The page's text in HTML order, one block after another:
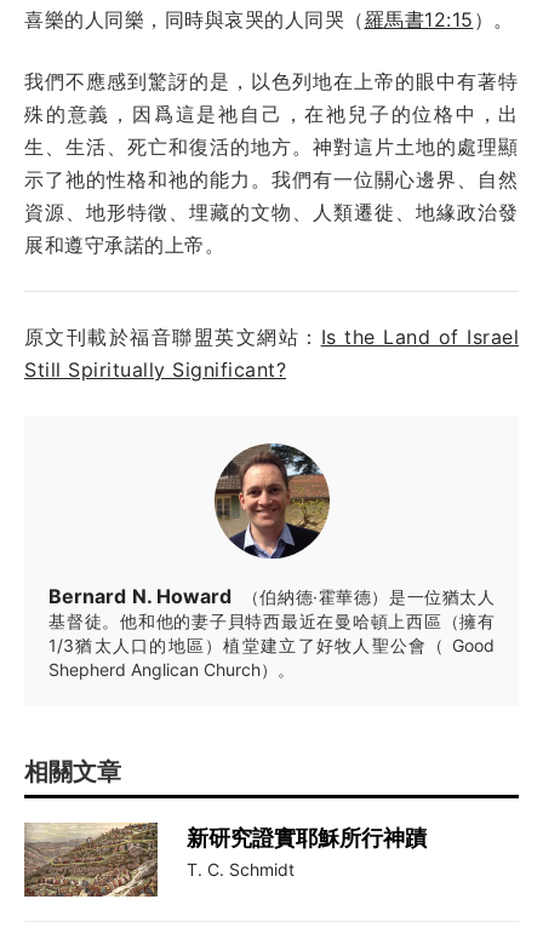
喜樂的人同樂，同時與哀哭的人同哭（羅馬書12:15 ）。
我們不應感到驚訝的是，以色列地在上帝的眼中有著特
殊的意義，因爲這是祂自己，在祂兒子的位格中，出
生、生活、死亡和復活的地方。神對這片土地的處理顯
示了祂的性格和祂的能力。我們有一位關心邊界、自然
資源、地形特徵、埋藏的文物、人類遷徙、地緣政治發
展和遵守承諾的上帝。
原文刊載於福音聯盟英文網站： Is the Land of Israel
Still Spiritually Significant?
Bernard N. Howard
（伯納德·霍華德）是一位猶太人
基督徒。他和他的妻子貝特西最近在曼哈頓上西區（擁有
1/3猶太人口的地區）植堂建立了好牧人聖公會（ Good
Shepherd Anglican Church）。
相關文章
新研究證實耶穌所行神蹟
T. C. Schmidt